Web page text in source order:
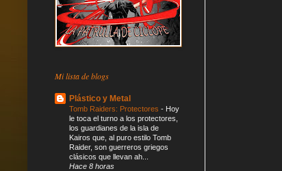
Mi lista de blogs
Plástico y Metal
Tomb Raiders: Protectores - Hoy
le toca el turno a los protectores,
los guardianes de la isla de
Kairos que, al puro estilo Tomb
Raider, son guerreros griegos
clásicos que llevan ah...
Hace 8 horas